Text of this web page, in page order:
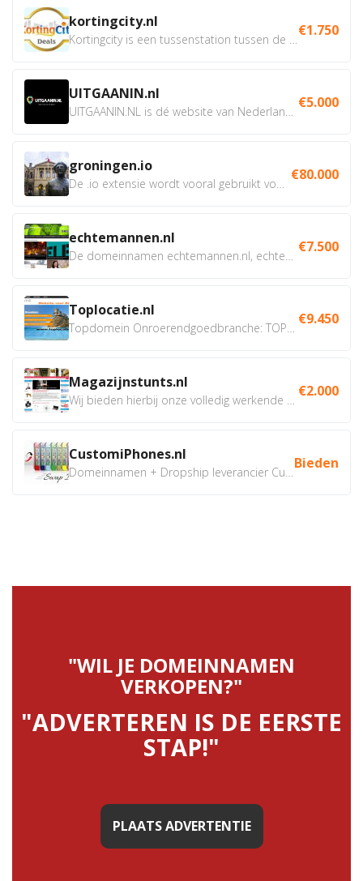
kortingcity.nl €1.750
UITGAANIN.nl €5.000
groningen.io €80.000
echtemannen.nl €7.500
Toplocatie.nl €9.450
Magazijnstunts.nl €2.000
CustomiPhones.nl Bieden
"WIL JE DOMEINNAMEN
VERKOPEN?"
"ADVERTEREN IS DE EERSTE
STAP!"
PLAATS ADVERTENTIE